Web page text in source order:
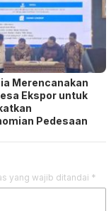
Merencanakan
Ekspor untuk
Pedesaan
yang wajib ditandai *